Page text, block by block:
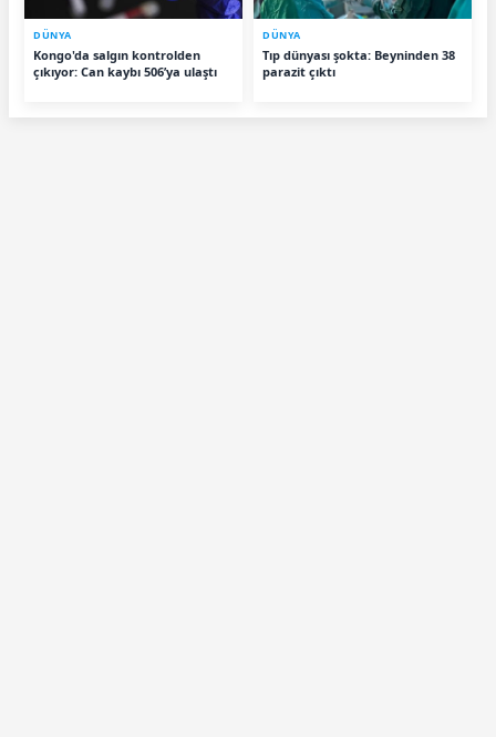
DÜNYA
Kongo'da salgın kontrolden
çıkıyor: Can kaybı 506’ya ulaştı
DÜNYA
Tıp dünyası şokta: Beyninden 38
parazit çıktı